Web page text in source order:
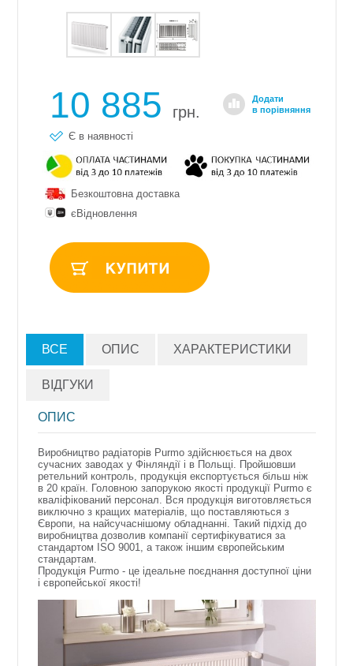
10 885 грн.
Додати
в порівняння
Є в наявності
Безкоштовна доставка
єВідновлення
ВСЕ ОПИС ХАРАКТЕРИСТИКИ
ВІДГУКИ
ОПИС
Виробництво радіаторів Purmo здійснюється на двох
сучасних заводах у Фінляндії і в Польщі. Пройшовши
ретельний контроль, продукція експортується більш ніж
в 20 країн. Головною запорукою якості продукції Purmo є
кваліфікований персонал. Вся продукція виготовляється
виключно з кращих матеріалів, що поставляються з
Європи, на найсучаснішому обладнанні. Такий підхід до
виробництва дозволив компанії сертифікуватися за
стандартом ISO 9001, а також іншим європейським
стандартам.
Продукція Purmo - це ідеальне поєднання доступної ціни
і європейської якості!